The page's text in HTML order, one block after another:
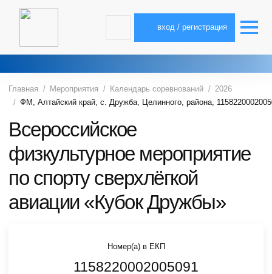
вход / регистрация
Главная Мероприятия Календарь соревнований
2026
ФМ, Алтайский край, с. Дружба, Целинного, района,
Всероссийское
физкультурное мероприятие
по спорту сверхлёгкой
авиации «Кубок Дружбы»
Номер(а) в ЕКП
1158220002005091